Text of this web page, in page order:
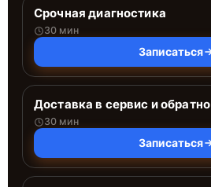
Срочная диагностика
30 мин
Записаться
Доставка в сервис и обратно
30 мин
Записаться